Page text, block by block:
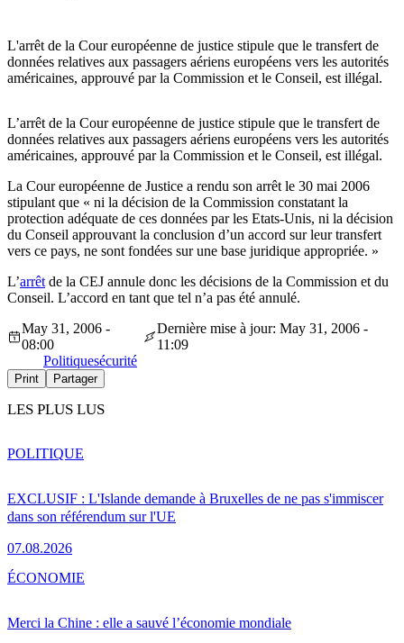
L'arrêt de la Cour européenne de justice stipule que le transfert de
données relatives aux passagers aériens européens vers les autorités
américaines, approuvé par la Commission et le Conseil, est illégal.
L’arrêt de la Cour européenne de justice stipule que le transfert de
données relatives aux passagers aériens européens vers les autorités
américaines, approuvé par la Commission et le Conseil, est illégal.
La Cour européenne de Justice a rendu son arrêt le 30 mai 2006
stipulant que « ni la décision de la Commission constatant la
protection adéquate de ces données par les Etats-Unis, ni la décision
du Conseil approuvant la conclusion d’un accord sur leur transfert
vers ce pays, ne sont fondées sur une base juridique appropriée. »
L’arrêt de la CEJ annule donc les décisions de la Commission et du
Conseil. L’accord en tant que tel n’a pas été annulé.
May 31, 2006 -
08:00
Dernière mise à jour: May 31, 2006 -
11:09
Politiquesécurité
Print Partager
LES PLUS LUS
EXCLUSIF : L'Islande demande à Bruxelles de ne pas s'immiscer
dans son référendum sur l'UE
07.08.2026
POLITIQUE
Merci la Chine : elle a sauvé l’économie mondiale
ÉCONOMIE